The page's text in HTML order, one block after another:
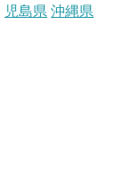
児島県 沖縄県